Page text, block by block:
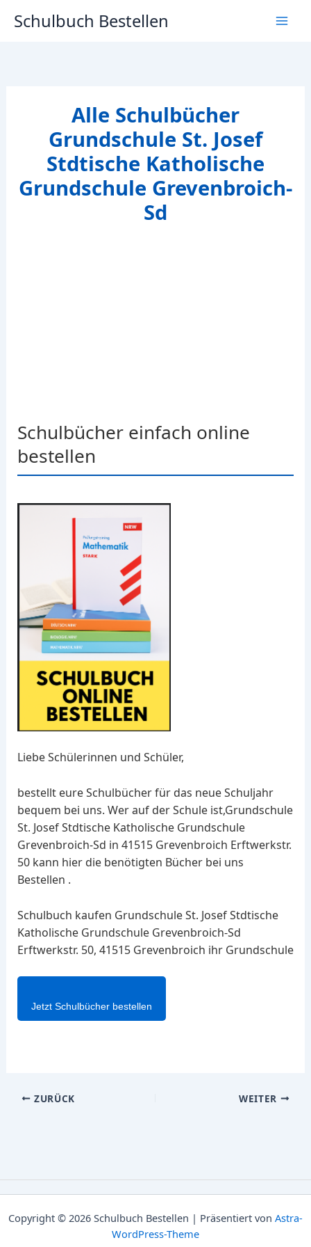
InhaltSchulbuch Bestellen
Alle Schulbücher
Grundschule St. Josef
Stdtische Katholische
Grundschule Grevenbroich-
Sd
Schulbücher einfach online
bestellen
Liebe Schülerinnen und Schüler,
bestellt eure Schulbücher für das neue Schuljahr
bequem bei uns. Wer auf der Schule ist,Grundschule
St. Josef Stdtische Katholische Grundschule
Grevenbroich-Sd in 41515 Grevenbroich Erftwerkstr.
50 kann hier die benötigten Bücher bei uns
Bestellen .
Schulbuch kaufen Grundschule St. Josef Stdtische
Katholische Grundschule Grevenbroich-Sd
Erftwerkstr. 50, 41515 Grevenbroich ihr Grundschule
Jetzt Schulbücher bestellen
ZURÜCK WEITER
Copyright © 2026 Schulbuch Bestellen | Präsentiert von Astra-
WordPress-Theme